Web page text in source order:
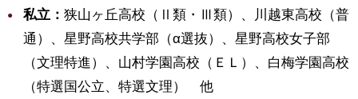
私立：狭山ヶ丘高校（Ⅱ類・Ⅲ類）、川越東高校（普
通）、星野高校共学部（α選抜）、星野高校女子部
（文理特進）、山村学園高校（ＥＬ）、白梅学園高校
（特選国公立、特選文理） 他